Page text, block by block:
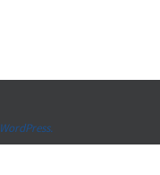
WordPress.